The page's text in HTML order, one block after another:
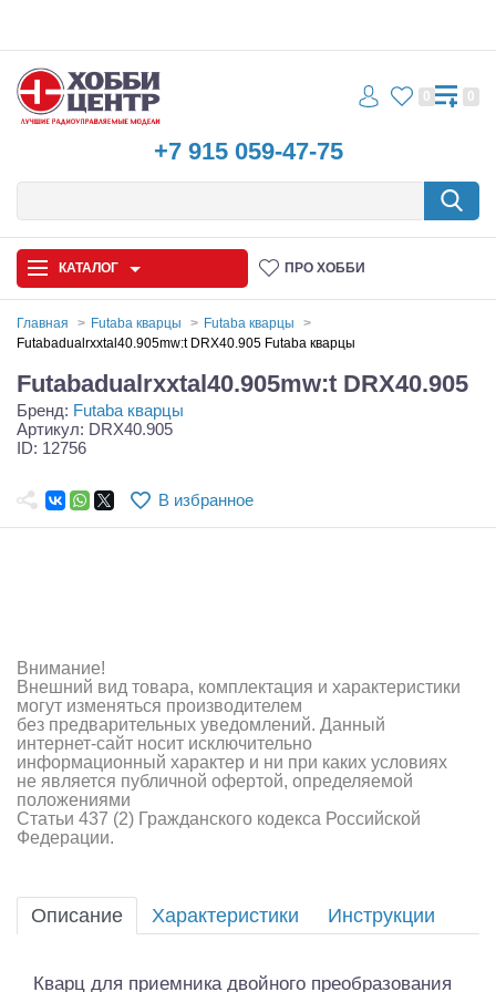
+7 915 059-47-75
0 0
КАТАЛОГ ПРО ХОББИ
Запчасти и аксессуары
Игрушки
Самолеты
Аппаратура и электроника
Аккумуляторы и батарейки
Зарядные устройства и блоки питания
Двигатели
Инструмент,измерительные приборы,расходники
Главная Futaba кварцы
Futaba кварцы
Futabadualrxxtal40.905mw:t DRX40.905 Futaba кварцы
Futabadualrxxtal40.905mw:t DRX40.905
Бренд: Futaba кварцы
Артикул: DRX40.905
ID: 12756
В избранное
Внимание!
Внешний вид товара, комплектация и характеристики
могут изменяться производителем
без предварительных уведомлений. Данный
интернет-сайт носит исключительно
информационный характер и ни при каких условиях
не является публичной офертой, определяемой
положениями
Статьи 437 (2) Гражданского кодекса Российской
Федерации.
Описание Характеристики Инструкции
Кварц для приемника двойного преобразования